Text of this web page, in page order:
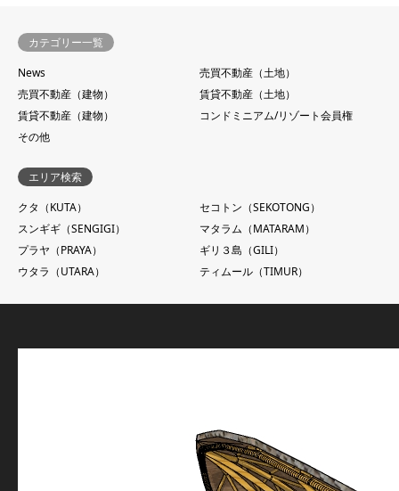
カテゴリー一覧
News
売買不動産（土地）
売買不動産（建物）
賃貸不動産（土地）
賃貸不動産（建物）
コンドミニアム/リゾート会員権
その他
エリア検索
クタ（KUTA）
セコトン（SEKOTONG）
スンギギ（SENGIGI）
マタラム（MATARAM）
プラヤ（PRAYA）
ギリ３島（GILI）
ウタラ（UTARA）
ティムール（TIMUR）